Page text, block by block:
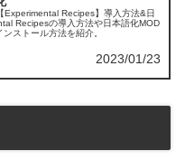
Experimental Recipes】導入方法&日
Recipesの導入方法や日本語化MOD
ストール方法を紹介。
2023/01/23